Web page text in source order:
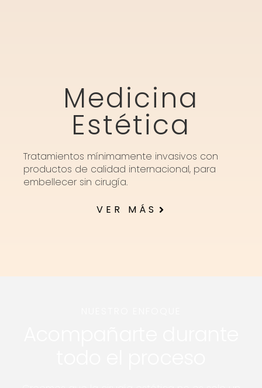
Medicina
Estética
Tratamientos mínimamente invasivos con
productos de calidad internacional, para
embellecer sin cirugía.
VER MÁS